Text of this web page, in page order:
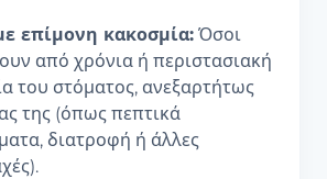
επίμονη κακοσμία: Όσοι
από χρόνια ή περιστασιακή
του στόματος, ανεξαρτήτως
της (όπως πεπτικά
διατροφή ή άλλες